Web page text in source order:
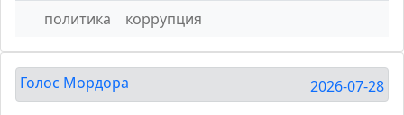
политика
коррупция
Голос Мордора 2026-07-28